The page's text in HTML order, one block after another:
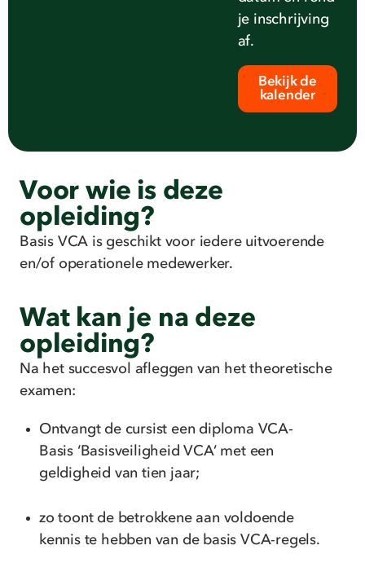
je inschrijving
af.
Bekijk de
kalender
Voor wie is deze
opleiding?
Basis VCA is geschikt voor iedere uitvoerende
en/of operationele medewerker.
Wat kan je na deze
opleiding?
Na het succesvol afleggen van het theoretische
examen:
Ontvangt de cursist een diploma VCA-
Basis ‘Basisveiligheid VCA’ met een
geldigheid van tien jaar;
zo toont de betrokkene aan voldoende
kennis te hebben van de basis VCA-regels.